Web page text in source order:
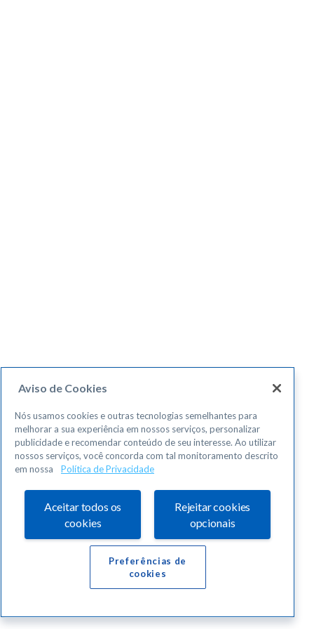
Aviso de Cookies
Nós usamos cookies e outras tecnologias semelhantes para
melhorar a sua experiência em nossos serviços, personalizar
publicidade e recomendar conteúdo de seu interesse. Ao utilizar
nossos serviços, você concorda com tal monitoramento descrito
em nossa
Política de Privacidade
Aceitar todos os
cookies
Rejeitar cookies
opcionais
Preferências de
cookies